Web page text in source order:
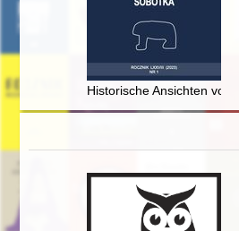
Historische Ansichten von